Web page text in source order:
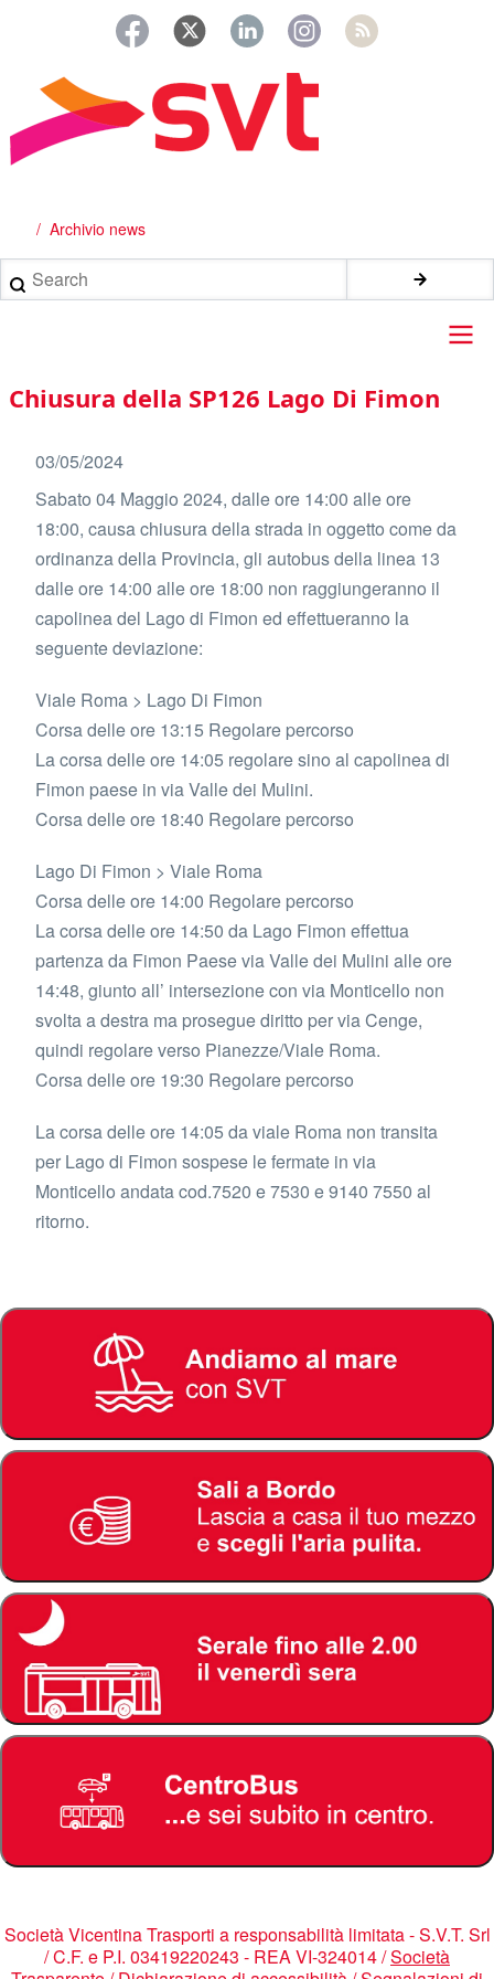
principale
Briciole
di
pane
Archivio news
Search
Main
navigation
Chiusura della SP126 Lago Di Fimon
03/05/2024
Sabato 04 Maggio 2024, dalle ore 14:00 alle ore
18:00, causa chiusura della strada in oggetto come da
ordinanza della Provincia, gli autobus della linea 13
dalle ore 14:00 alle ore 18:00 non raggiungeranno il
capolinea del Lago di Fimon ed effettueranno la
seguente deviazione:
Viale Roma > Lago Di Fimon
Corsa delle ore 13:15 Regolare percorso
La corsa delle ore 14:05 regolare sino al capolinea di
Fimon paese in via Valle dei Mulini.
Corsa delle ore 18:40 Regolare percorso
Lago Di Fimon > Viale Roma
Corsa delle ore 14:00 Regolare percorso
La corsa delle ore 14:50 da Lago Fimon effettua
partenza da Fimon Paese via Valle dei Mulini alle ore
14:48, giunto all’ intersezione con via Monticello non
svolta a destra ma prosegue diritto per via Cenge,
quindi regolare verso Pianezze/Viale Roma.
Corsa delle ore 19:30 Regolare percorso
La corsa delle ore 14:05 da viale Roma non transita
per Lago di Fimon sospese le fermate in via
Monticello andata cod.7520 e 7530 e 9140 7550 al
ritorno.
Società Vicentina Trasporti a responsabilità limitata - S.V.T. Srl
/ C.F. e P.I. 03419220243 - REA VI-324014 /Società